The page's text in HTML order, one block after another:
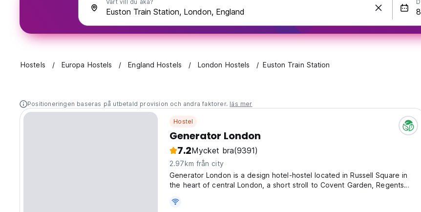
Vart vill du åka?
Hostels Europa Hostels England Hostels London Hostels Euston Train Station
Positioneringen baseras på utbetald provision och andra faktorer. läs mer
Hostel
Generator London
7.2Mycket bra(9391)
2.97km från city
Generator London is a design hotel-hostel located in Russell Square in
the heart of central London, a short stroll to Covent Garden, Regents
private rooms, offering something for everyone....